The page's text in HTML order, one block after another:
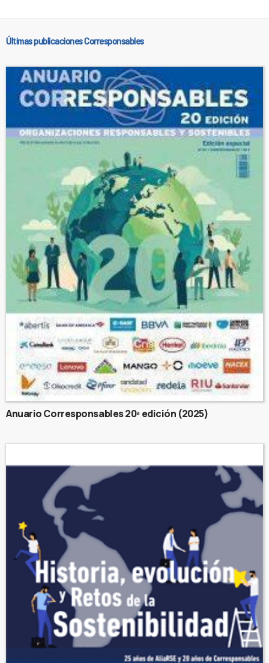
Últimas publicaciones Corresponsables
Anuario Corresponsables 20ª edición (2025)